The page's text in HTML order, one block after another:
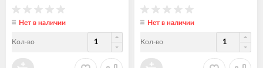
Нет в наличии
Кол-во
Нет в наличии
Кол-во